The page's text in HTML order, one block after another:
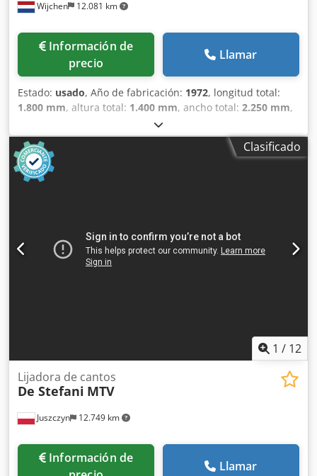
Wijchen 12.081 km
Información de
precio
Llamar
Estado: usado, Año de fabricación: 1972, longitud total:
1.800 mm, altura total: 1.400 mm, ancho total: 2.250 mm,
Color: Verde Peso en vacío: 2000 kg Precio: Consultar - Año
de fabricación: 1972 Dcedpfxjzm N Rij Adhek -
Documentación disponible: No - Certificado CE: No -
Sistema de control: Convencional - Dimensiones de
transporte: 1800 mm x 2250 mm x 1400 mm (largo x ancho
del IVA: El IVA es deducible para las empresas Entrega y
aceptación de vehículos usados posibles en cualquier
momento para todos los productos de la industria Lukas
Clasificado
1 / 12
Juszczyn 12.749 km
Lijadora de cantos
De Stefani MTV
Información de
Llamar